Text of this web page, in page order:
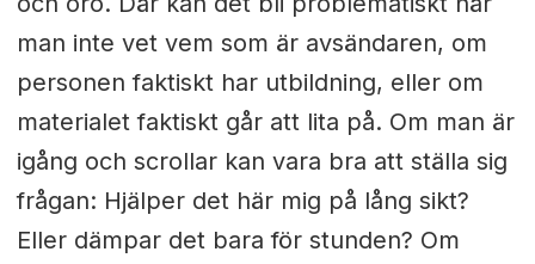
man inte vet vem som är avsändaren, om
personen faktiskt har utbildning, eller om
materialet faktiskt går att lita på. Om man är
igång och scrollar kan vara bra att ställa sig
frågan: Hjälper det här mig på lång sikt?
Eller dämpar det bara för stunden? Om